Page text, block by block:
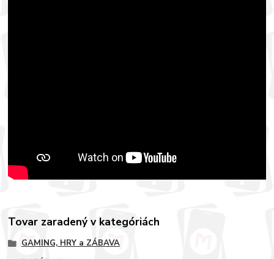
Tovar zaradený v kategóriách
GAMING, HRY a ZÁBAVA